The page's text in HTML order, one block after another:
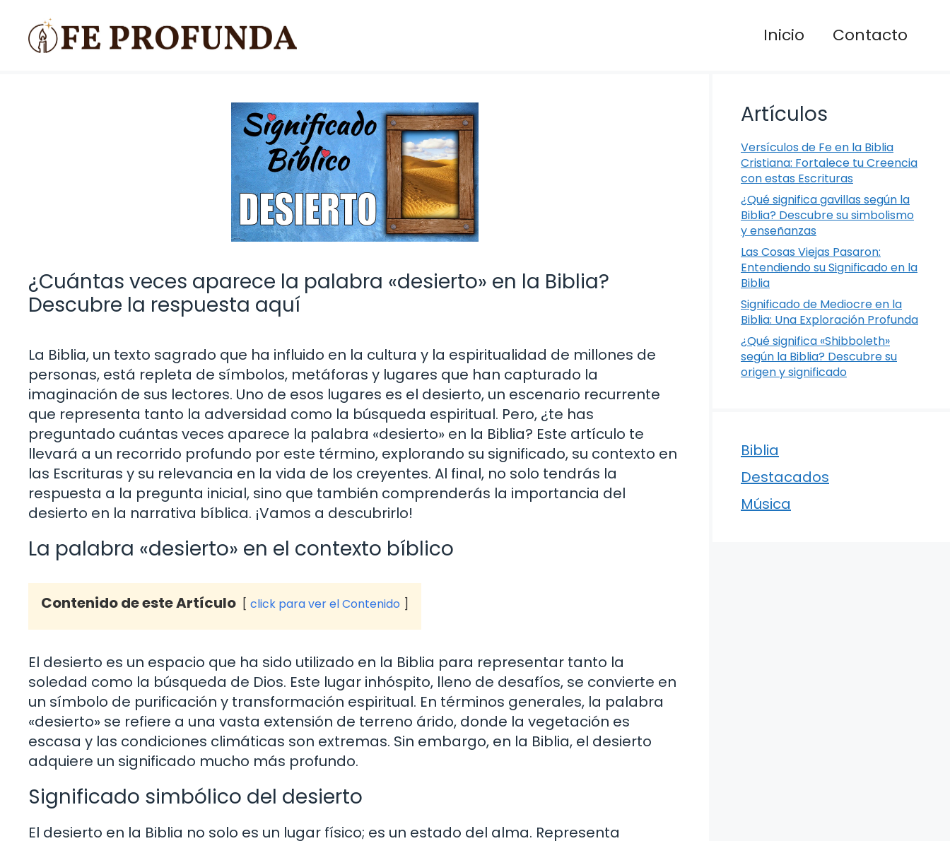
contenido
Inicio Contacto
¿Cuántas veces aparece la palabra «desierto» en la Biblia?
Descubre la respuesta aquí
La Biblia, un texto sagrado que ha influido en la cultura y la espiritualidad de millones de
personas, está repleta de símbolos, metáforas y lugares que han capturado la
imaginación de sus lectores. Uno de esos lugares es el desierto, un escenario recurrente
que representa tanto la adversidad como la búsqueda espiritual. Pero, ¿te has
preguntado cuántas veces aparece la palabra «desierto» en la Biblia? Este artículo te
llevará a un recorrido profundo por este término, explorando su significado, su contexto en
las Escrituras y su relevancia en la vida de los creyentes. Al final, no solo tendrás la
respuesta a la pregunta inicial, sino que también comprenderás la importancia del
desierto en la narrativa bíblica. ¡Vamos a descubrirlo!
La palabra «desierto» en el contexto bíblico
Contenido de este Artículo click para ver el Contenido
El desierto es un espacio que ha sido utilizado en la Biblia para representar tanto la
soledad como la búsqueda de Dios. Este lugar inhóspito, lleno de desafíos, se convierte en
un símbolo de purificación y transformación espiritual. En términos generales, la palabra
«desierto» se refiere a una vasta extensión de terreno árido, donde la vegetación es
escasa y las condiciones climáticas son extremas. Sin embargo, en la Biblia, el desierto
adquiere un significado mucho más profundo.
Significado simbólico del desierto
El desierto en la Biblia no solo es un lugar físico; es un estado del alma. Representa
Artículos
Versículos de Fe en la Biblia
Cristiana: Fortalece tu Creencia
con estas Escrituras
¿Qué significa gavillas según la
Biblia? Descubre su simbolismo
y enseñanzas
Las Cosas Viejas Pasaron:
Entendiendo su Significado en la
Biblia
Significado de Mediocre en la
Biblia: Una Exploración Profunda
¿Qué significa «Shibboleth»
según la Biblia? Descubre su
origen y significado
Biblia
Destacados
Música